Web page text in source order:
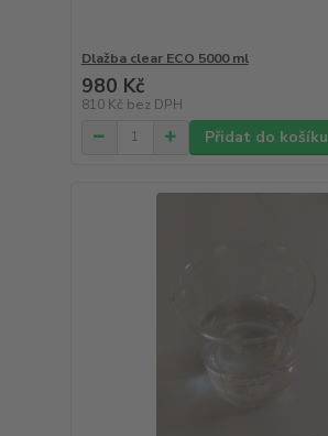
Dlažba clear ECO 5000 ml
980 Kč
810 Kč bez DPH
Přidat do košíku